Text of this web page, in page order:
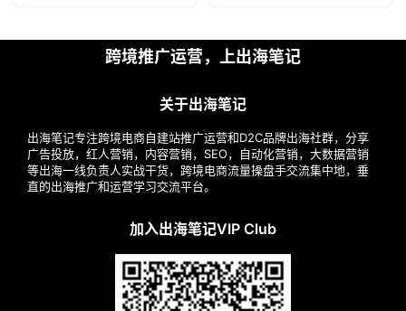
跨境推广运营，上出海笔记
关于出海笔记
出海笔记专注跨境电商自建站推广运营和D2C品牌出海社群，分享
广告投放，红人营销，内容营销，SEO，自动化营销，大数据营销
等出海一线负责人实战干货，跨境电商流量操盘手交流集中地，垂
直的出海推广和运营学习交流平台。
加入出海笔记VIP Club